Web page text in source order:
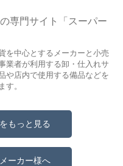
専門サイト「スーパー
を中心とするメーカーと小売
業者が利用する卸・仕入れサ
や店内で使用する備品などを
す。
もっと見る
ーカー様へ